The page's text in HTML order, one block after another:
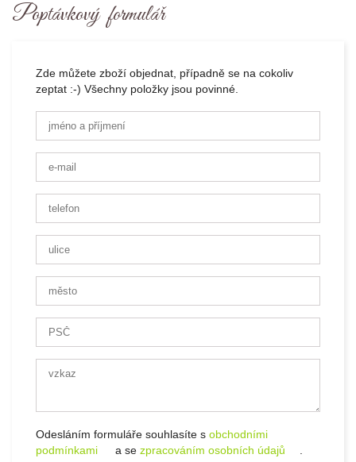
Poptávkový formulář
Zde můžete zboží objednat, případně se na cokoliv
zeptat :-) Všechny položky jsou povinné.
Odesláním formuláře souhlasíte s obchodními
podmínkami
a se zpracováním osobních údajů .